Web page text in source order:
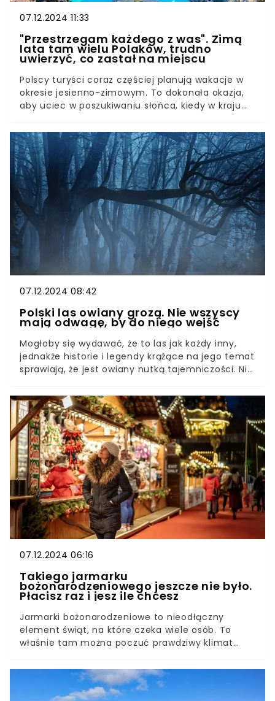
07.12.2024 11:33
"Przestrzegam każdego z was". Zimą
lata tam wielu Polaków, trudno
uwierzyć, co zastał na miejscu
Polscy turyści coraz częściej planują wakacje w
okresie jesienno-zimowym. To dokonała okazja,
aby uciec w poszukiwaniu słońca, kiedy w kraju
zera. Mężczyzna, który wybrał się na urlop marzeń
z biurem podróży TUI, pokazał, co zastał w hotelu.
Zdecydowanie nie tak wyobrażał sobie pobyt w
mieście kojarzonym z luksusem.
07.12.2024 08:42
Polski las owiany grozą. Nie wszyscy
mają odwagę, by do niego wejść
Mogłoby się wydawać, że to las jak każdy inny,
jednakże historie i legendy krążące na jego temat
sprawiają, że jest owiany nutką tajemniczości. Nie
Co więcej, samo dotarcie na miejsce sprawia
wiele problemów.
07.12.2024 06:16
Takiego jarmarku
bożonarodzeniowego jeszcze nie było.
Płacisz raz i jesz ile chcesz
Jarmarki bożonarodzeniowe to nieodłączny
element świąt, na które czeka wiele osób. To
właśnie tam można poczuć prawdziwy klimat
charakterystycznych dań i napojów. Nie wszyscy
wiedzą, że istnieje miejsce, w którym wystarczy
raz zapłacić, by móc cieszyć się nimi do woli!